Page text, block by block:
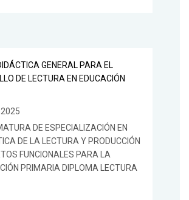
GENERAL PARA EL
DE LECTURA EN EDUCACIÓN
DE ESPECIALIZACIÓN EN
DE LA LECTURA Y PRODUCCIÓN
FUNCIONALES PARA LA
PRIMARIA DIPLOMA LECTURA